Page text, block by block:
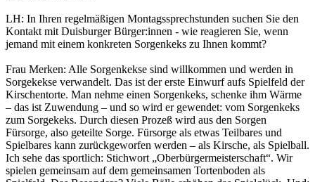
LH: In Ihren regelmäßigen Montagssprechstunden suchen Sie den
Kontakt mit Duisburger Bürger:innen - wie reagieren Sie, wenn
jemand mit einem konkreten Sorgenkeks zu Ihnen kommt?
Frau Merken: Alle Sorgenkekse sind willkommen und werden in
Sorgekekse verwandelt. Das ist der erste Einwurf aufs Spielfeld der
Kirschentorte. Man nehme einen Sorgenkeks, schenke ihm Wärme
– das ist Zuwendung – und so wird er gewendet: vom Sorgenkeks
zum Sorgekeks. Durch diesen Prozeß wird aus den Sorgen
Fürsorge, also geteilte Sorge. Fürsorge als etwas Teilbares und
Spielbares kann zurückgeworfen werden – als Kirsche, als Spielball.
Ich sehe das sportlich: Stichwort „Oberbürgermeisterschaft“. Wir
spielen gemeinsam auf dem gemeinsamen Tortenboden als